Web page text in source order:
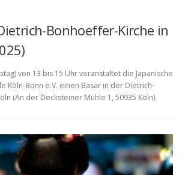
Bonhoeffer-Kirche in
von 13 bis 15 Uhr veranstaltet die Japanische
Köln-Bonn e.V. einen Basar in der Dietrich-
(An der Decksteiner Mühle 1, 50935 Köln).